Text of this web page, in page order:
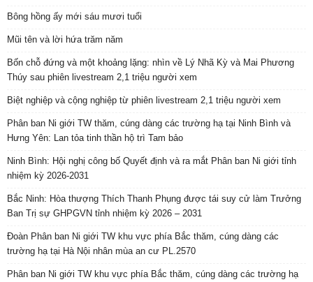
Bông hồng ấy mới sáu mươi tuổi
Mũi tên và lời hứa trăm năm
Bốn chỗ đứng và một khoảng lặng: nhìn về Lý Nhã Kỳ và Mai Phương
Thúy sau phiên livestream 2,1 triệu người xem
Biệt nghiệp và cộng nghiệp từ phiên livestream 2,1 triệu người xem
Phân ban Ni giới TW thăm, cúng dàng các trường hạ tại Ninh Bình và
Hưng Yên: Lan tỏa tinh thần hộ trì Tam bảo
Ninh Bình: Hội nghị công bố Quyết định và ra mắt Phân ban Ni giới tỉnh
nhiệm kỳ 2026-2031
Bắc Ninh: Hòa thượng Thích Thanh Phụng được tái suy cử làm Trưởng
Ban Trị sự GHPGVN tỉnh nhiệm kỳ 2026 – 2031
Đoàn Phân ban Ni giới TW khu vực phía Bắc thăm, cúng dàng các
trường hạ tại Hà Nội nhân mùa an cư PL.2570
Phân ban Ni giới TW khu vực phía Bắc thăm, cúng dàng các trường hạ